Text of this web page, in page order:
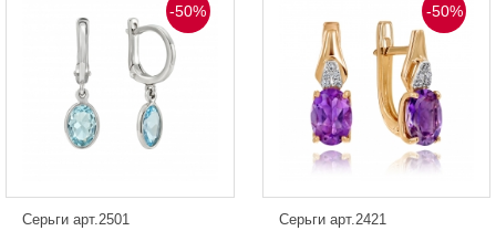
-50%
Серьги арт.2501
-50%
Серьги арт.2421